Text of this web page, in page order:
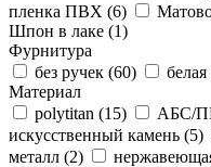
пленка ПВХ (6)
Шпон в лаке (1)
Фурнитура
без ручек (60) белая
Материал
polytitan (15) АБС/
искусственный камень (5)
металл (2)